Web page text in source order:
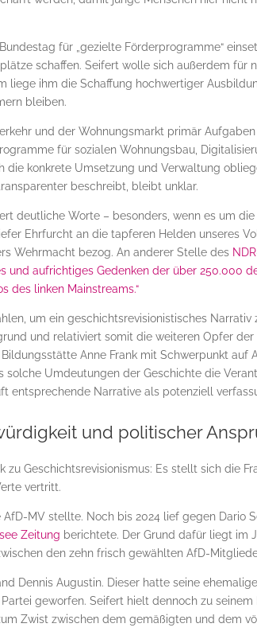
für „gezielte Förderprogramme“
schaffen. Seifert wolle sich außerdem für
liege ihm die Schaffung hochwertiger
bleiben.
und der Wohnungsmarkt primär
für sozialen Wohnungsbau,
die konkrete Umsetzung und Verwaltung
beschreibt, bleibt unklar.
deutliche Worte – besonders, wenn es um
Ehrfurcht an die tapferen Helden unseres
Wehrmacht bezog. An anderer Stelle des NDR
und aufrichtiges Gedenken der über 250.000
des linken Mainstreams.“
um ein geschichtsrevisionistisches
und relativiert somit die weiteren Opfer
Bildungsstätte Anne Frank mit Schwerpunkt auf
solche Umdeutungen der Geschichte die
entsprechende Narrative als potenziell
und politischer
Geschichtsrevisionismus: Es stellt sich die
vertritt.
AfD-MV stellte. Noch bis 2024 lief gegen Dario
Zeitung berichtete. Der Grund dafür liegt im
den zehn frisch gewählten AfD-
Dennis Augustin. Dieser hatte seine
geworfen. Seifert hielt dennoch zu
Zwist zwischen dem gemäßigten und dem